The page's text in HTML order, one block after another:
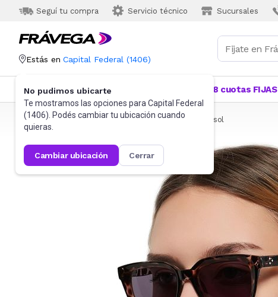
Seguí tu compra Servicio técnico Sucursales
Estás en Capital Federal (1406)
No pudimos ubicarte
Te mostramos las opciones para Capital Federal
(1406). Podés cambiar tu ubicación cuando
quieras.
cambiar ubicación cerrar
Categorías Más Vendidos 18 cuotas FIJAS
Frávega Indumentaria Accesorios Anteojos de sol